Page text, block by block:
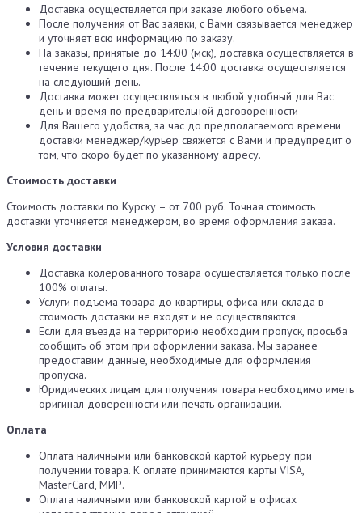
Доставка осуществляется при заказе любого объема.
После получения от Вас заявки, с Вами связывается менеджер
и уточняет всю информацию по заказу.
На заказы, принятые до 14:00 (мск), доставка осуществляется в
течение текущего дня. После 14:00 доставка осуществляется
на следующий день.
Доставка может осуществляться в любой удобный для Вас
день и время по предварительной договоренности
Для Вашего удобства, за час до предполагаемого времени
доставки менеджер/курьер свяжется с Вами и предупредит о
том, что скоро будет по указанному адресу.
Стоимость доставки
Стоимость доставки по Курску – от 700 руб. Точная стоимость
доставки уточняется менеджером, во время оформления заказа.
Условия доставки
Доставка колерованного товара осуществляется только после
100% оплаты.
Услуги подъема товара до квартиры, офиса или склада в
стоимость доставки не входят и не осуществляются.
Если для въезда на территорию необходим пропуск, просьба
сообщить об этом при оформлении заказа. Мы заранее
предоставим данные, необходимые для оформления
пропуска.
Юридических лицам для получения товара необходимо иметь
оригинал доверенности или печать организации.
Оплата
Оплата наличными или банковской картой курьеру при
получении товара. К оплате принимаются карты VISA,
MasterCard, МИР.
Оплата наличными или банковской картой в офисах